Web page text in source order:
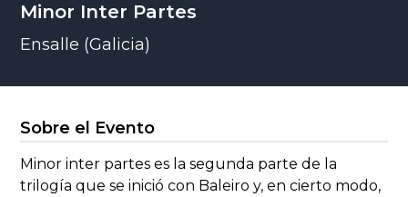
Minor Inter Partes
Ensalle (Galicia)
Sobre el Evento
Minor inter partes es la segunda parte de la
trilogía que se inició con Baleiro y, en cierto modo,